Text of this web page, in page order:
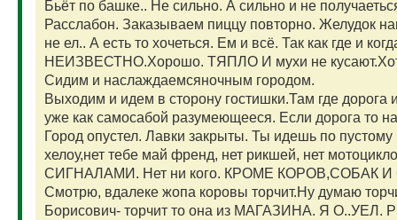
Бьёт по башке.. Не сильно. А сильно и не
Расслабон. Заказываем пиццу повторно. Желудок
не ел.. А есть то хочеться. Ем и всё. Так как где и
НЕИЗВЕСТНО.Хорошо. ТЯПЛО И мухи не
Сидим и наслаждаемсяночным городом.
Выходим и идем в сторону гостишки.Там где дорога
уже как самосабой разумеющееся. Если дорога то
Город опустел. Лавки закрыты. Ты идешь по
хелоу,нет тебе май френд, нет рикшей, нет
СИГНАЛАМИ. Нет ни кого. КРОМЕ КОРОВ,СОБАК
Смотрю, вдалеке жопа коровы торчит.Ну думаю
Борисович- торчит то она из МАГАЗИНА. Я